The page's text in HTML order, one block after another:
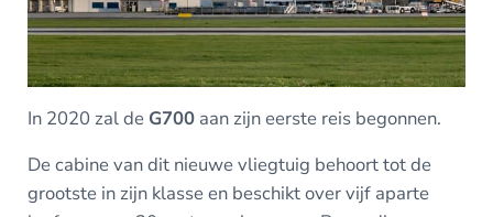
In 2020 zal de G700aan zijn eerste reis begonnen.
De cabine van dit nieuwe vliegtuig behoort tot de
grootste in zijn klasse en beschikt over vijf aparte